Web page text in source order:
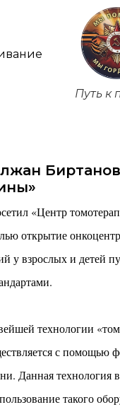
Путь к
«Центр
открытие
у взрослых и детей
технологии
с помощью
Данная
такого